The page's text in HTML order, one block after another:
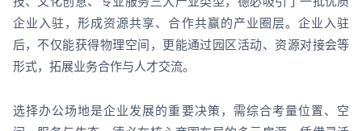
企业入驻，形成资源共享、合作共赢的产业圈层。企业入驻
后，不仅能获得物理空间，更能通过园区活动、资源对接会等
形式，拓展业务合作与人才交流。
选择办公场地是企业发展的重要决策，需综合考量位置、空